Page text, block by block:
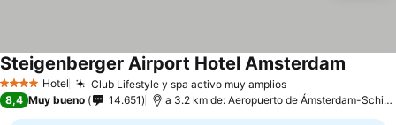
4 EstrellasHotel Club Lifestyle y spa activo muy amplios
Steigenberger Airport Hotel Amsterdam
8,4 Muy bueno 14.651 a 3.2 km de: Aeropuerto de Ámsterdam-Schiphol